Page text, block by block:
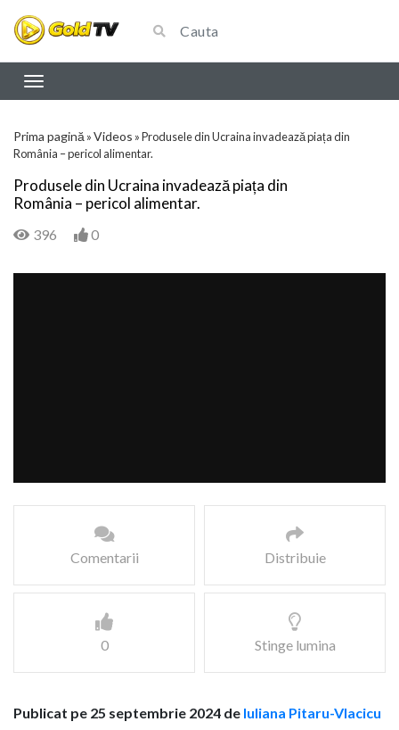
Prima pagină »Videos »Produsele din Ucraina invadează piața din
România – pericol alimentar.
Produsele din Ucraina invadează piața din
România – pericol alimentar.
396 0
Comentarii Distribuie
0 Stinge lumina
Publicat pe 25 septembrie 2024 de Iuliana Pitaru-Vlacicu